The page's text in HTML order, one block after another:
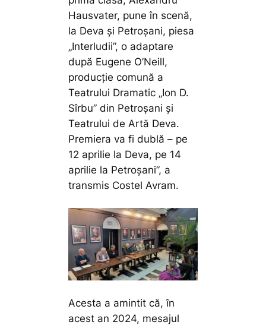
Hausvater, pune în scenă,
la Deva și Petroșani, piesa
„Interludii”, o adaptare
după Eugene O’Neill,
producție comună a
Teatrului Dramatic „Ion D.
Sîrbu” din Petroșani și
Teatrului de Artă Deva.
Premiera va fi dublă – pe
12 aprilie la Deva, pe 14
aprilie la Petroșani”, a
transmis Costel Avram.
Acesta a amintit că, în
acest an 2024, mesajul